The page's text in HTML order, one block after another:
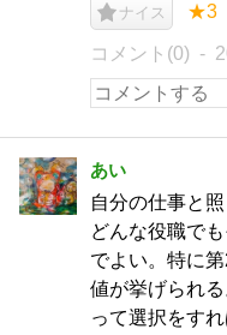
ナイス ★3
コメント(0)
あい
自分の仕事と
どんな役職で
でよい。特に
値が挙げられ
って選択をす